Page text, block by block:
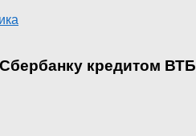
кредитом ВТБ